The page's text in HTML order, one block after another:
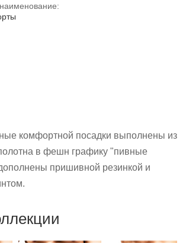
комфортной посадки выполнены из
в фешн графику "пивные
пришивной резинкой и